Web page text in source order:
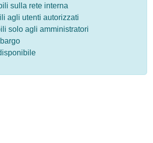
sulla rete interna
agli utenti autorizzati
solo agli amministratori